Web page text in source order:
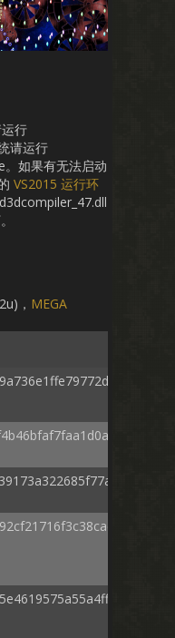
行
请运行
如果有无法启动
VS2015 运行环
， MEGA